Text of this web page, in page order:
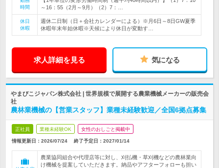
時間
～16：55（2月～9月）（2）7：…
休日
休暇
週休二日制（日＋会社カレンダーによる）※月6日～8日GW夏季
休暇年末年始休暇※天候により休日が変動す…
求人詳細を見る 気になる
やまびこジャパン株式会社 | 世界規模で展開する農業機械メーカーの販売会
社
農林業機械の【営業スタッフ】業種未経験歓迎／全国6拠点募集
正社員 業種未経験OK 女性のおしごと掲載中
情報更新日：2026/07/24 終了予定日： 2027/01/14
農業協同組合や代理店等に対し、刈払機・草刈機などの農林業向
け機械を提案していただきます。納品やアフターフォローも担い